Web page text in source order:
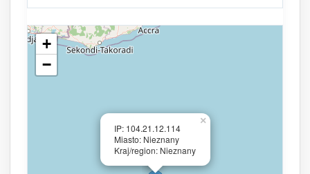
IP: 104.21.12.114
Miasto: Nieznany
Kraj/region: Nieznany
×
+
−